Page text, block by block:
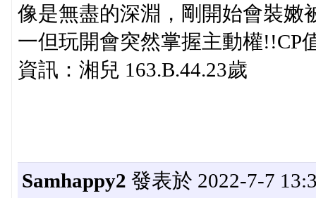
像是無盡的深淵，剛開始會裝嫩
一但玩開會突然掌握主動權!!CP
資訊：湘兒 163.B.44.23歲
Samhappy2 發表於 2022-7-7